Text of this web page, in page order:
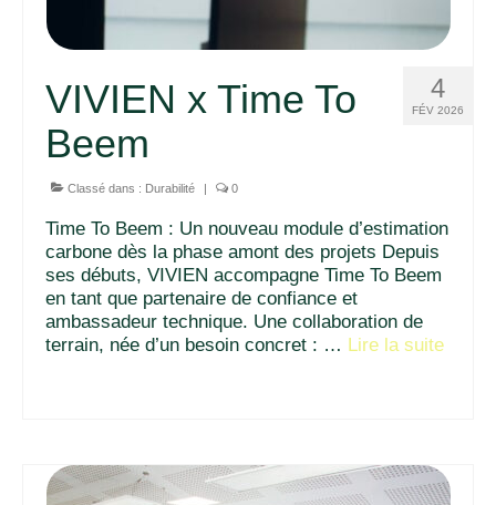
4
FÉV 2026
VIVIEN x Time To
Beem
Classé dans : Durabilité | 0
Time To Beem : Un nouveau module d’estimation
carbone dès la phase amont des projets Depuis
ses débuts, VIVIEN accompagne Time To Beem
en tant que partenaire de confiance et
ambassadeur technique. Une collaboration de
terrain, née d’un besoin concret : … Lire la suite­­